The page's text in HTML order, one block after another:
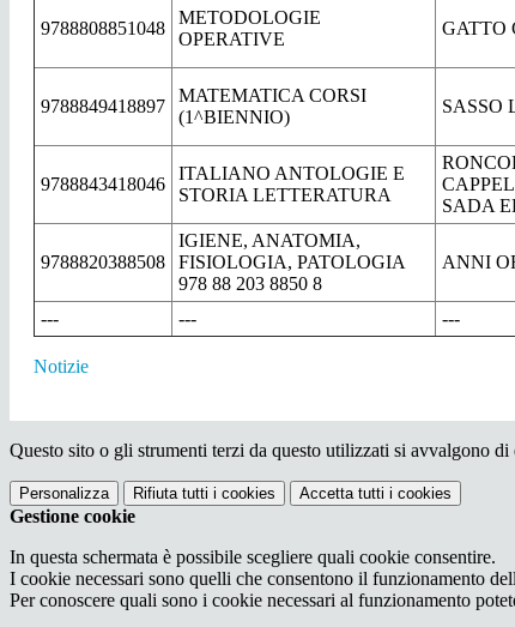
9788808851048
METODOLOGIE
OPERATIVE
GATTO
9788849418897
MATEMATICA CORSI
(1^BIENNIO)
SASSO
9788843418046
ITALIANO ANTOLOGIE E
STORIA LETTERATURA
SADA
9788820388508
IGIENE, ANATOMIA,
FISIOLOGIA, PATOLOGIA
978 88 203 8850 8
ANNI
--- --- ---
Notizie
Questo sito o gli strumenti terzi da questo utilizzati si avvalgono
Personalizza Rifiuta tutti i cookies Accetta tutti i cookies
Gestione cookie
In questa schermata è possibile scegliere quali cookie consentire.
I cookie necessari sono quelli che consentono il funzionamento
Per conoscere quali sono i cookie necessari al funzionamento